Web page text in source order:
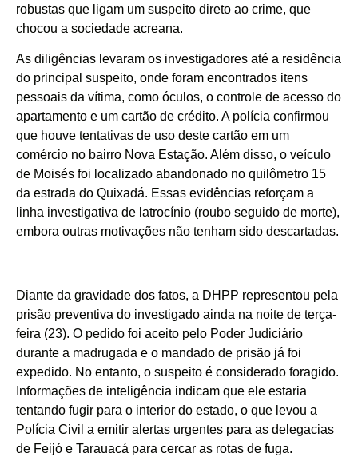
robustas que ligam um suspeito direto ao crime, que
chocou a sociedade acreana.
As diligências levaram os investigadores até a residência
do principal suspeito, onde foram encontrados itens
pessoais da vítima, como óculos, o controle de acesso do
apartamento e um cartão de crédito. A polícia confirmou
que houve tentativas de uso deste cartão em um
comércio no bairro Nova Estação. Além disso, o veículo
de Moisés foi localizado abandonado no quilômetro 15
da estrada do Quixadá. Essas evidências reforçam a
linha investigativa de latrocínio (roubo seguido de morte),
embora outras motivações não tenham sido descartadas.
Diante da gravidade dos fatos, a DHPP representou pela
prisão preventiva do investigado ainda na noite de terça-
feira (23). O pedido foi aceito pelo Poder Judiciário
durante a madrugada e o mandado de prisão já foi
expedido. No entanto, o suspeito é considerado foragido.
Informações de inteligência indicam que ele estaria
tentando fugir para o interior do estado, o que levou a
Polícia Civil a emitir alertas urgentes para as delegacias
de Feijó e Tarauacá para cercar as rotas de fuga.